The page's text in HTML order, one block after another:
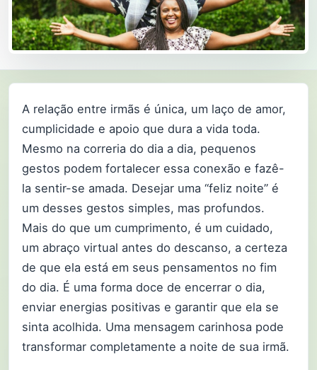
A relação entre irmãs é única, um laço de amor,
cumplicidade e apoio que dura a vida toda.
Mesmo na correria do dia a dia, pequenos
gestos podem fortalecer essa conexão e fazê-
la sentir-se amada. Desejar uma “feliz noite” é
um desses gestos simples, mas profundos.
Mais do que um cumprimento, é um cuidado,
um abraço virtual antes do descanso, a certeza
de que ela está em seus pensamentos no fim
do dia. É uma forma doce de encerrar o dia,
enviar energias positivas e garantir que ela se
sinta acolhida. Uma mensagem carinhosa pode
transformar completamente a noite de sua irmã.